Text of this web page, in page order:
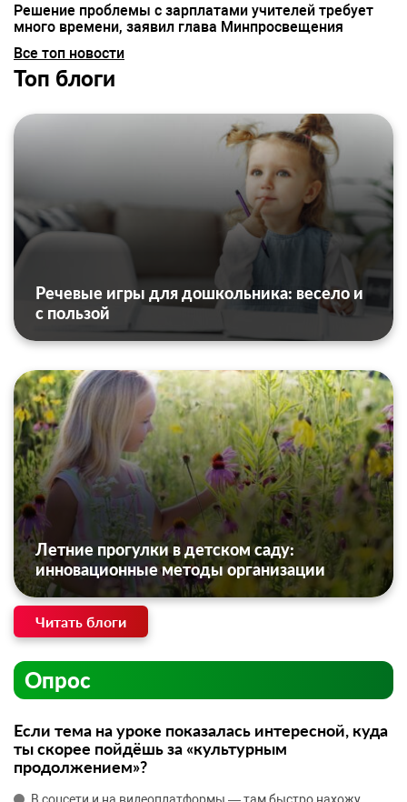
Решение проблемы с зарплатами учителей требует
много времени, заявил глава Минпросвещения
Все топ новости
Топ блоги
Речевые игры для дошкольника: весело и
с пользой
Летние прогулки в детском саду:
инновационные методы организации
Читать блоги
Опрос
Если тема на уроке показалась интересной, куда
ты скорее пойдёшь за «культурным
продолжением»?